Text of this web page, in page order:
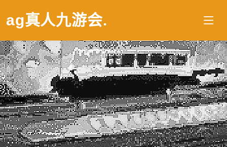
ag真人九游会.